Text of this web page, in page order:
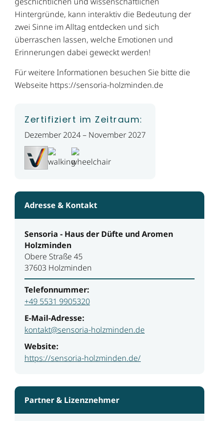
Hintergründe, kann interaktiv die Bedeutung der
zwei Sinne im Alltag entdecken und sich
überraschen lassen, welche Emotionen und
Erinnerungen dabei geweckt werden!
Für weitere Informationen besuchen Sie bitte die
Webseite https://sensoria-holzminden.de
Zertifiziert im Zeitraum:
Dezember 2024 – November 2027
Adresse & Kontakt
Sensoria - Haus der Düfte und Aromen
Holzminden
Obere Straße 45
37603 Holzminden
Telefonnummer:
+49 5531 9905320
E-Mail-Adresse:
kontakt@sensoria-holzminden.de
Website:
https://sensoria-holzminden.de/
Partner & Lizenznehmer